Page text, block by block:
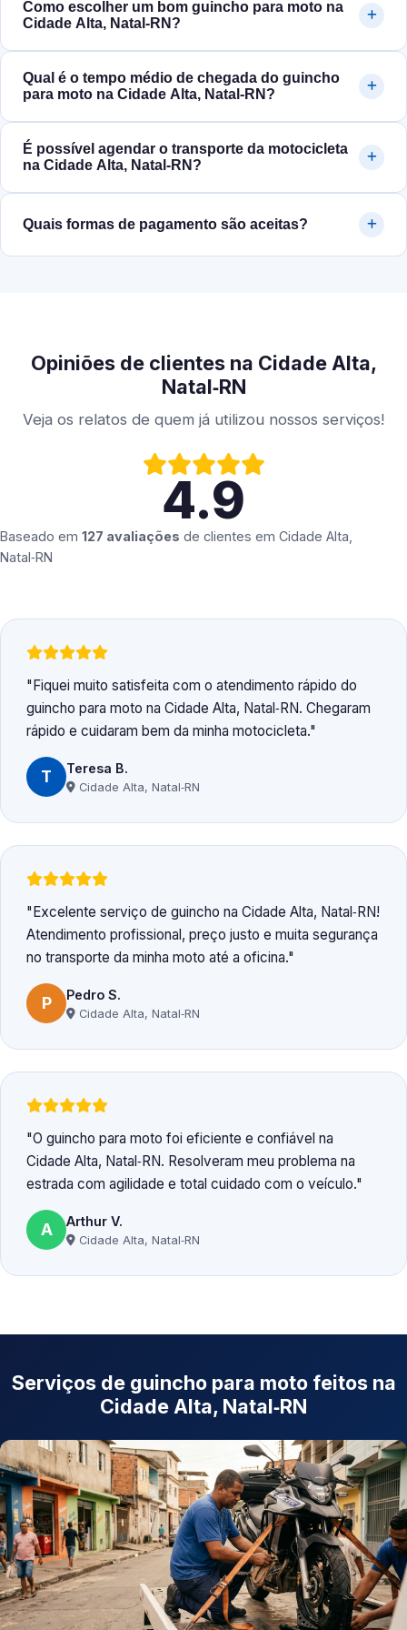
Como escolher um bom guincho para moto na
Cidade Alta, Natal‑RN?
Qual é o tempo médio de chegada do guincho
para moto na Cidade Alta, Natal‑RN?
É possível agendar o transporte da motocicleta
na Cidade Alta, Natal‑RN?
Quais formas de pagamento são aceitas?
Opiniões de clientes na Cidade Alta,
Natal‑RN
Veja os relatos de quem já utilizou nossos serviços!
4.9
Baseado em 127 avaliações de clientes em Cidade Alta,
Natal‑RN
Fiquei muito satisfeita com o atendimento rápido do
guincho para moto na Cidade Alta, Natal‑RN. Chegaram
rápido e cuidaram bem da minha motocicleta.
T Teresa B.
Cidade Alta, Natal‑RN
Excelente serviço de guincho na Cidade Alta, Natal‑RN!
Atendimento profissional, preço justo e muita segurança
no transporte da minha moto até a oficina.
P Pedro S.
Cidade Alta, Natal‑RN
O guincho para moto foi eficiente e confiável na
Cidade Alta, Natal‑RN. Resolveram meu problema na
estrada com agilidade e total cuidado com o veículo.
A Arthur V.
Cidade Alta, Natal‑RN
Serviços de guincho para moto feitos na
Cidade Alta, Natal‑RN